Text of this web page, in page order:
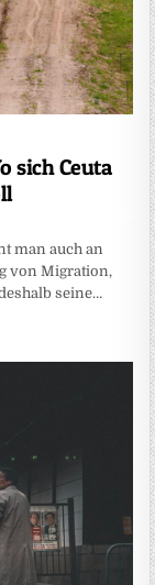
sich Ceuta
man auch an
von Migration,
seine…